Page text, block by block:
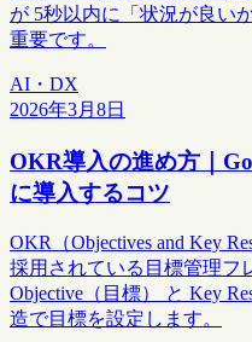
が 5秒以内に「状況が良い
重要です。
AI・DX
2026年3月8日
OKR導入の進め方｜
に導入するコツ
OKR（Objectives and Key
採用されている目標管理フ
Objective（目標） と Key
造で目標を設定します。